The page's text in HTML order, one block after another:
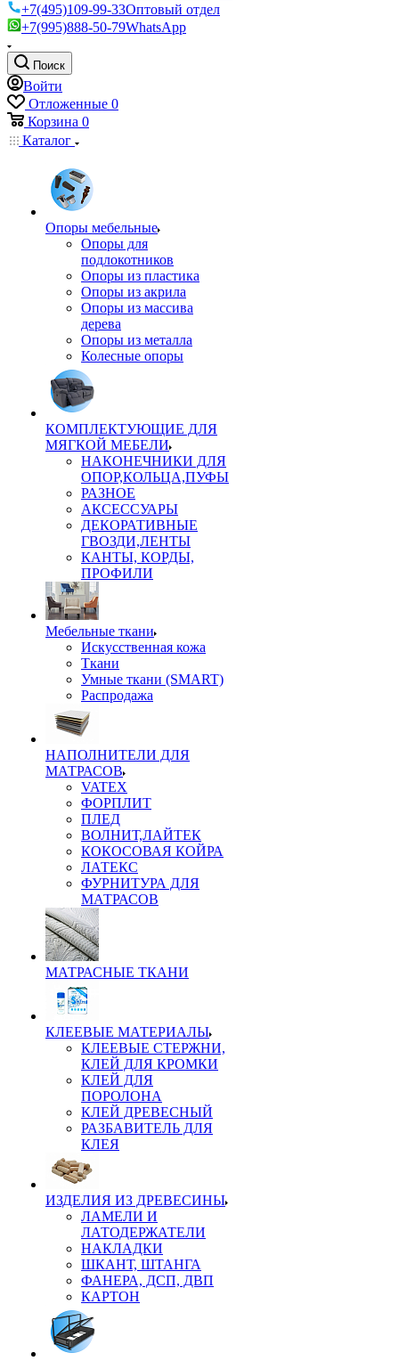
+7(495)109-99-33Оптовый отдел
+7(995)888-50-79WhatsApp
Поиск
Войти
Отложенные 0
Корзина 0
Каталог
Опоры мебельные
Опоры для
подлокотников
Опоры из пластика
Опоры из акрила
Опоры из массива
дерева
Опоры из металла
Колесные опоры
КОМПЛЕКТУЮЩИЕ ДЛЯ
МЯГКОЙ МЕБЕЛИ
НАКОНЕЧНИКИ ДЛЯ
ОПОР,КОЛЬЦА,ПУФЫ
РАЗНОЕ
АКСЕССУАРЫ
ДЕКОРАТИВНЫЕ
ГВОЗДИ,ЛЕНТЫ
КАНТЫ, КОРДЫ,
ПРОФИЛИ
Мебельные ткани
Искусственная кожа
Ткани
Умные ткани (SMART)
Распродажа
НАПОЛНИТЕЛИ ДЛЯ
МАТРАСОВ
VATEX
ФОРПЛИТ
ПЛЕД
ВОЛНИТ,ЛАЙТЕК
КОКОСОВАЯ КОЙРА
ЛАТЕКС
ФУРНИТУРА ДЛЯ
МАТРАСОВ
МАТРАСНЫЕ ТКАНИ
КЛЕЕВЫЕ МАТЕРИАЛЫ
КЛЕЕВЫЕ СТЕРЖНИ,
КЛЕЙ ДЛЯ КРОМКИ
КЛЕЙ ДЛЯ
ПОРОЛОНА
КЛЕЙ ДРЕВЕСНЫЙ
РАЗБАВИТЕЛЬ ДЛЯ
КЛЕЯ
ИЗДЕЛИЯ ИЗ ДРЕВЕСИНЫ
ЛАМЕЛИ И
ЛАТОДЕРЖАТЕЛИ
НАКЛАДКИ
ШКАНТ, ШТАНГА
ФАНЕРА, ДСП, ДВП
КАРТОН